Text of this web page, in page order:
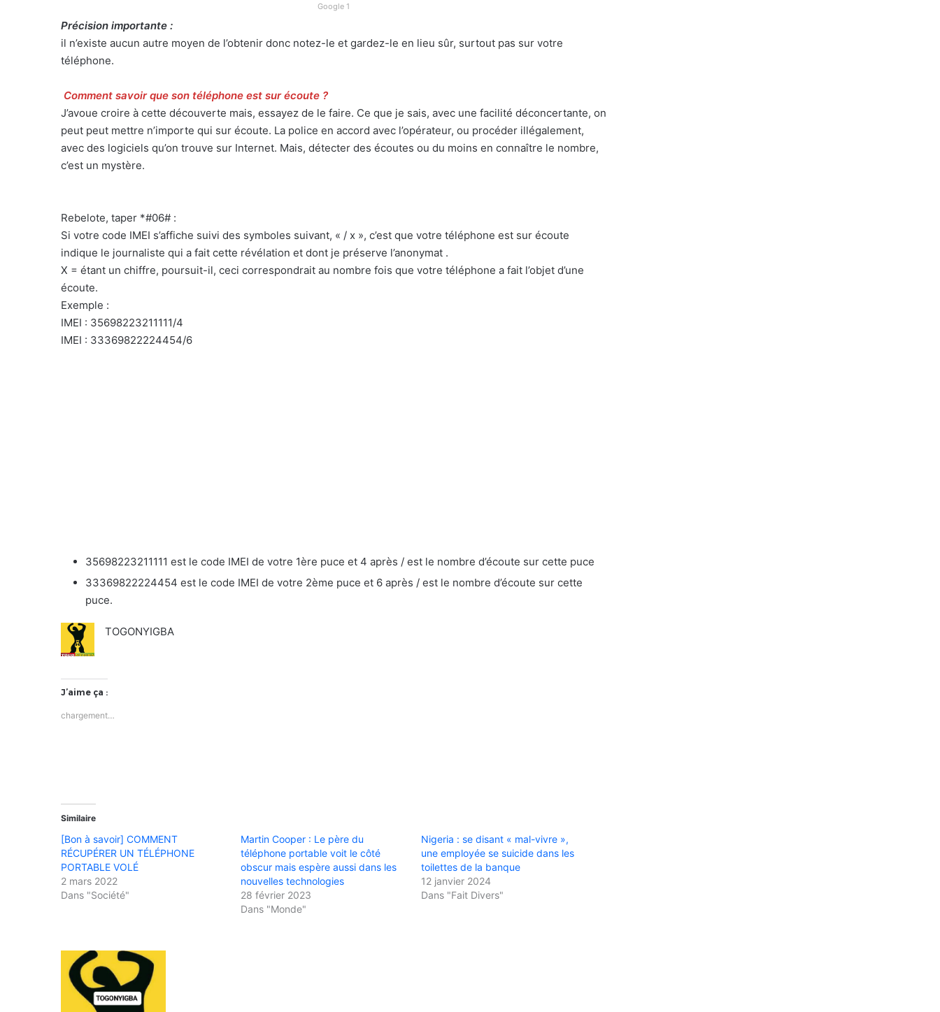
Google 1
Précision importante :
il n’existe aucun autre moyen de l’obtenir donc notez-le et gardez-le en lieu sûr, surtout pas sur votre
téléphone.
Comment savoir que son téléphone est sur écoute ?
J’avoue croire à cette découverte mais, essayez de le faire. Ce que je sais, avec une facilité déconcertante, on
peut peut mettre n’importe qui sur écoute. La police en accord avec l’opérateur, ou procéder illégalement,
avec des logiciels qu’on trouve sur Internet. Mais, détecter des écoutes ou du moins en connaître le nombre,
c’est un mystère.
Rebelote, taper *#06# :
Si votre code IMEI s’affiche suivi des symboles suivant, « / x », c’est que votre téléphone est sur écoute
indique le journaliste qui a fait cette révélation et dont je préserve l’anonymat .
X = étant un chiffre, poursuit-il, ceci correspondrait au nombre fois que votre téléphone a fait l’objet d’une
écoute.
Exemple :
IMEI : 35698223211111/4
IMEI : 33369822224454/6
35698223211111 est le code IMEI de votre 1ère puce et 4 après / est le nombre d’écoute sur cette puce
33369822224454 est le code IMEI de votre 2ème puce et 6 après / est le nombre d’écoute sur cette
puce.
TOGONYIGBA
J’aime ça :
chargement…
Similaire
[Bon à savoir] COMMENT
RÉCUPÉRER UN TÉLÉPHONE
PORTABLE VOLÉ
2 mars 2022
Dans "Société"
Martin Cooper : Le père du
téléphone portable voit le côté
obscur mais espère aussi dans les
nouvelles technologies
28 février 2023
Dans "Monde"
Nigeria : se disant « mal-vivre »,
une employée se suicide dans les
toilettes de la banque
12 janvier 2024
Dans "Fait Divers"